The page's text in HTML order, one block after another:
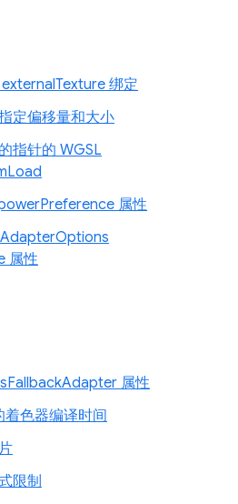
绑定
定偏移量和大小
指针的 WGSL
属性
属性
属性
着色器编译时间
限制